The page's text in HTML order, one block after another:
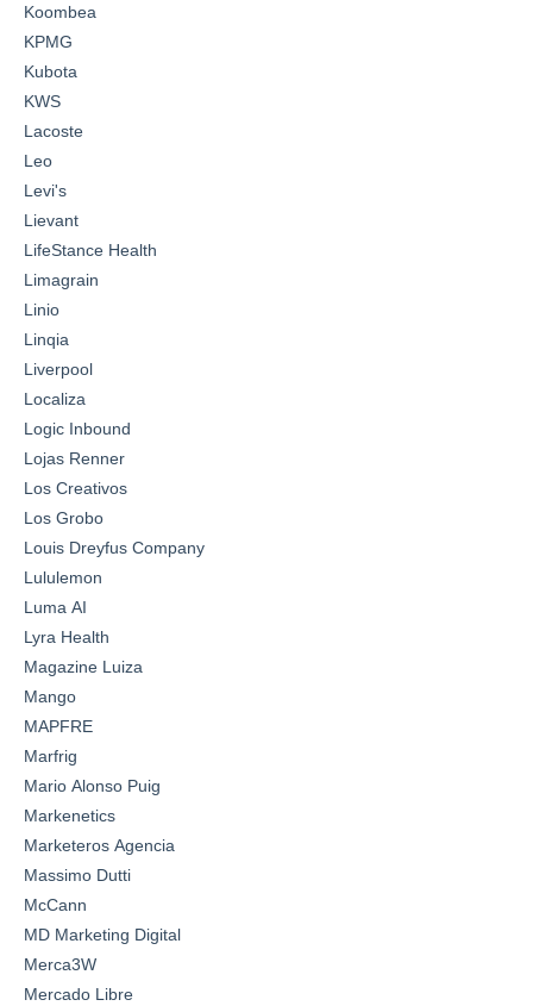
Koombea
KPMG
Kubota
KWS
Lacoste
Leo
Levi's
Lievant
LifeStance Health
Limagrain
Linio
Linqia
Liverpool
Localiza
Logic Inbound
Lojas Renner
Los Creativos
Los Grobo
Louis Dreyfus Company
Lululemon
Luma AI
Lyra Health
Magazine Luiza
Mango
MAPFRE
Marfrig
Mario Alonso Puig
Markenetics
Marketeros Agencia
Massimo Dutti
McCann
MD Marketing Digital
Merca3W
Mercado Libre